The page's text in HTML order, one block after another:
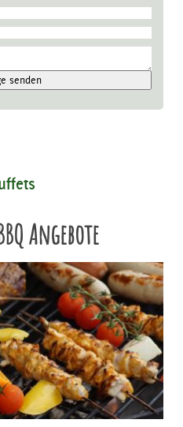
senden
Angebote